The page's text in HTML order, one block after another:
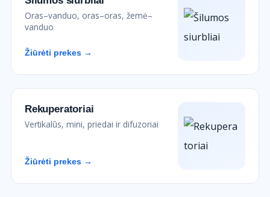
Oras–vanduo, oras–oras, žemė–
vanduo
Žiūrėti prekes →
Rekuperatoriai
Vertikalūs, mini, priedai ir difuzoriai
Žiūrėti prekes →